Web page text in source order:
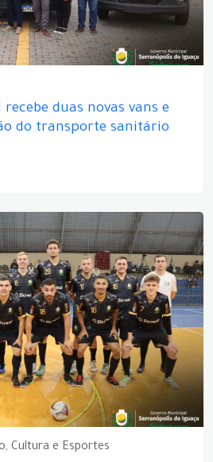
duas novas vans e
do transporte sanitário
Cultura e Esportes